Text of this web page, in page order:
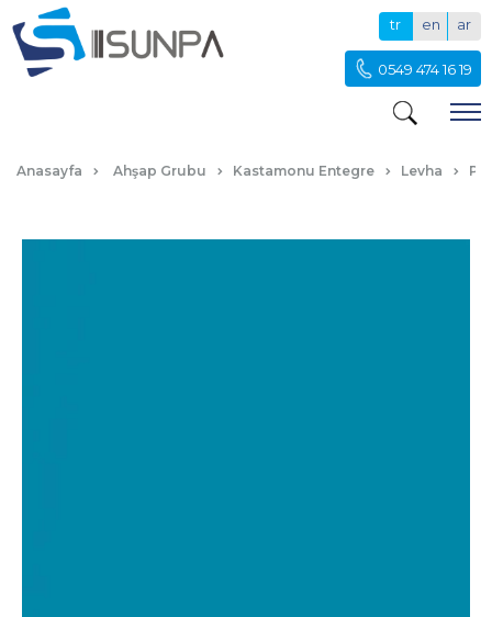
tr en ar
0549 474 16 19
Anasayfa Ahşap Grubu Kastamonu Entegre Levha